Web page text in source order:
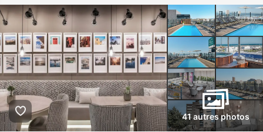
41 autres photos